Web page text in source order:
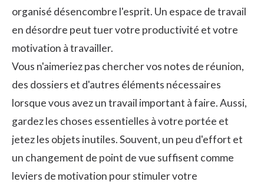
organisé désencombre l'esprit. Un espace de travail
en désordre peut tuer votre productivité et votre
motivation à travailler.
Vous n'aimeriez pas chercher vos notes de réunion,
des dossiers et d'autres éléments nécessaires
lorsque vous avez un travail important à faire. Aussi,
gardez les choses essentielles à votre portée et
jetez les objets inutiles. Souvent, un peu d'effort et
un changement de point de vue suffisent comme
leviers de motivation pour stimuler votre